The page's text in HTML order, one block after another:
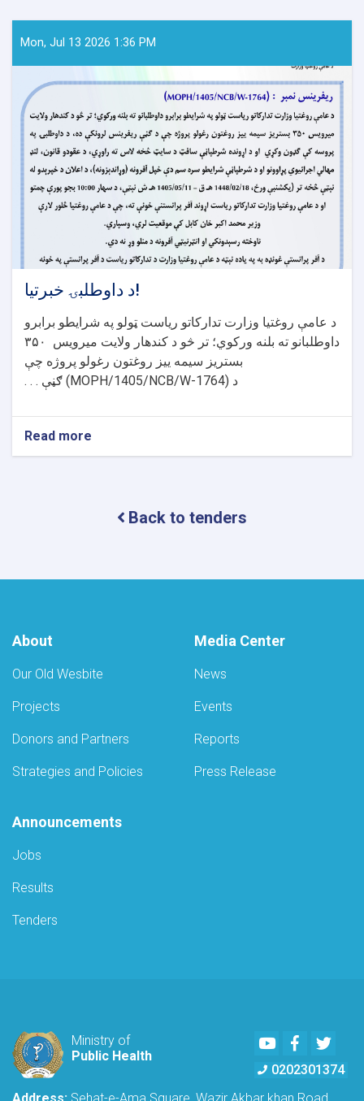
Mon, Jul 13 2026 1:36 PM
د داوطلبۍ خبرتیا!
د عامې روغتیا وزارت تدارکاتو ریاست ټولو په شرایطو برابرو
داوطلبانو ته بلنه ورکوي؛ تر څو د کندهار ولایت میرویس
۳۵۰
بستریز سیمه ییز روغتون رغولو پروژه چې
د (MOPH/1405/NCB/W-1764) ګڼې . . .
Read more
د
Back to tenders
About
Our Old Wesbite
Projects
Donors and Partners
Strategies and Policies
Media Center
News
Events
Reports
Press Release
Announcements
Jobs
Results
Tenders
Ministry of
Public Health
YoutubeFacebook
0202301374